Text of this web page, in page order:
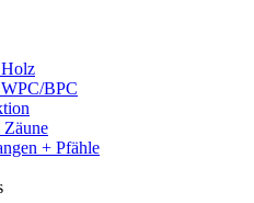
Holz
WPC/BPC
Zäune
+ Pfähle